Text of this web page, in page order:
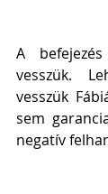
A
vesszük.
vesszük
sem
negatív